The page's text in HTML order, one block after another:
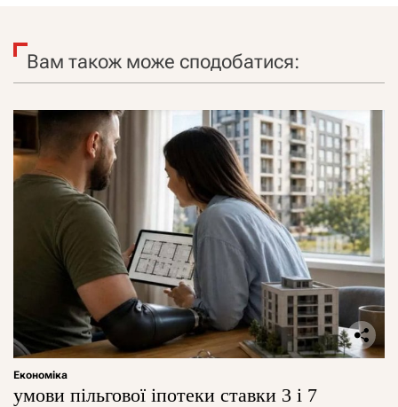
Вам також може сподобатися:
Економіка
умови пільгової іпотеки ставки 3 і 7